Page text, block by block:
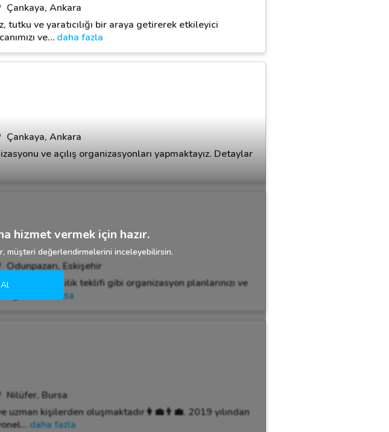
Çankaya, Ankara
tutku ve yaratıcılığı bir araya getirerek etkileyici
ve… daha fazla
Çankaya, Ankara
ve açılış organizasyonları yapmaktayız. Detaylar
Odunpazarı, Eskişehir
süsleme, evlilik teklifi gibi organizasyon planlarınızı ve
daha fazla
Nilüfer, Bursa
uzman kişilerden oluşmaktadır👩‍💼👨‍💼. 2019 yılından
… daha fazla
hizmet vermek için hazır.
değerlendirmelerini inceleyebilirsin.